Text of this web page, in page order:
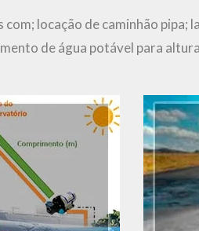
locação de caminhão pipa;
de água potável para